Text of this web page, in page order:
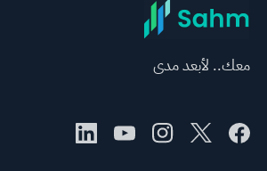
معك.. لأبعد مدى